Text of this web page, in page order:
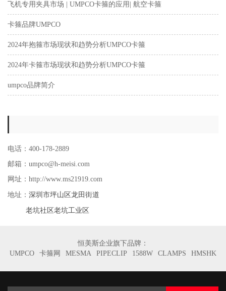
飞机专用夹具市场 | UMPCO卡箍的应用| 航空卡箍
卡箍品牌UMPCO
2024年抱箍市场现状和趋势分析UMPCO卡箍
2024年卡箍市场现状和趋势分析UMPCO卡箍
umpco品牌简介
电话：400-178-2889
邮箱：umpco@h-meisi.com
网址：http://www.ms21919.com
地址： 深圳市坪山区龙田街道
老坑社区老坑工业区
恒美斯企业旗下品牌：
UMPCO
卡箍网 MESMA PIPECLIP 1588W CLAMPS HMSHK